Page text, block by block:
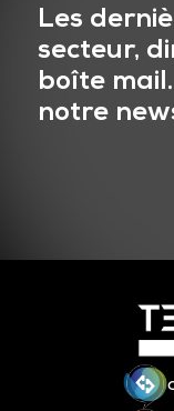
Les
secteur,
boîte
notre